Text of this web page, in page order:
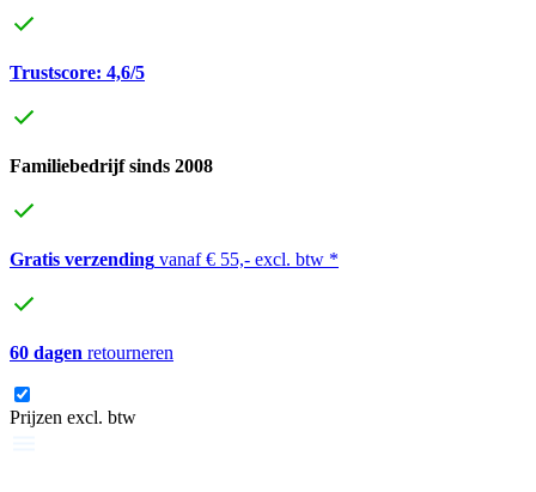
Trustscore: 4,6/5
Familiebedrijf sinds 2008
Gratis verzending vanaf € 55,- excl. btw *
60 dagen retourneren
Prijzen excl. btw